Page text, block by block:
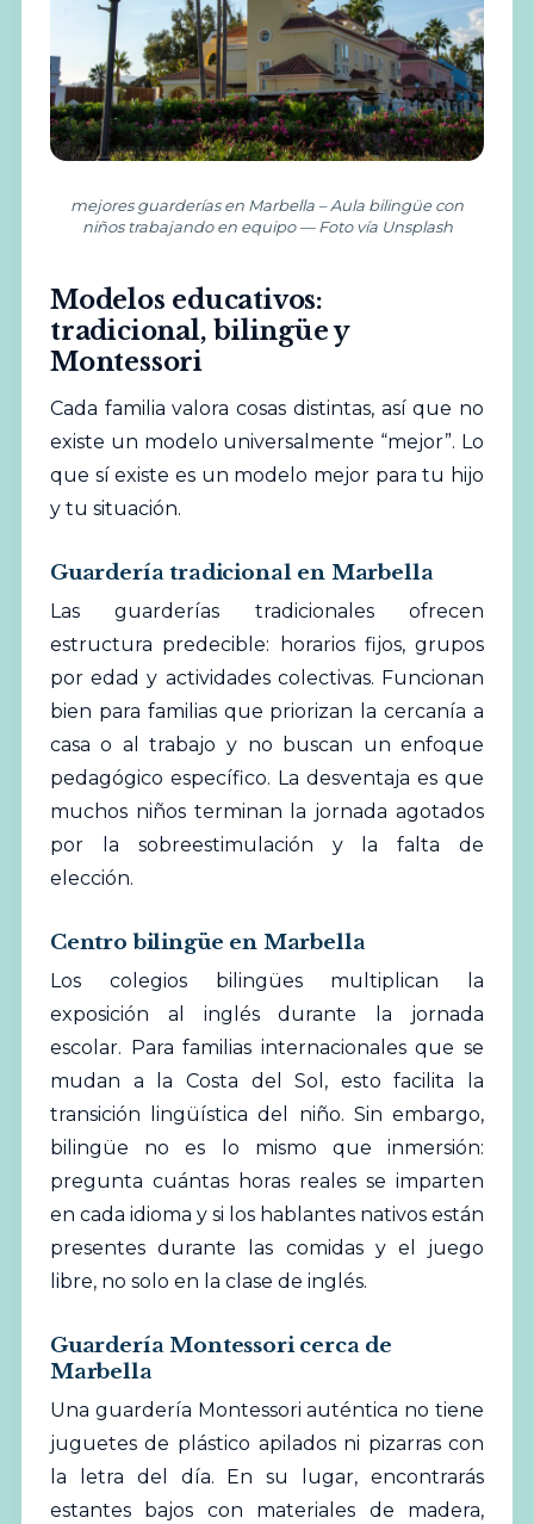
mejores guarderías en Marbella – Aula bilingüe con
niños trabajando en equipo — Foto vía Unsplash
Modelos educativos:
tradicional, bilingüe y
Montessori
Cada familia valora cosas distintas, así que no
existe un modelo universalmente “mejor”. Lo
que sí existe es un modelo mejor para tu hijo
y tu situación.
Guardería tradicional en Marbella
Lasguarderías tradicionales ofrecen
estructura predecible: horarios fijos, grupos
por edad y actividades colectivas. Funcionan
bien para familias que priorizan la cercanía a
casa o al trabajo y no buscan un enfoque
pedagógico específico. La desventaja es que
muchos niños terminan la jornada agotados
por la sobreestimulación y la falta de
elección.
Centro bilingüe en Marbella
Los colegios bilingües multiplican la
exposición al inglés durante la jornada
escolar. Para familias internacionales que se
mudan a la Costa del Sol, esto facilita la
transición lingüística del niño. Sin embargo,
bilingüe no es lo mismo que inmersión:
pregunta cuántas horas reales se imparten
en cada idioma y si los hablantes nativos están
presentes durante las comidas y el juego
libre, no solo en la clase de inglés.
Guardería Montessori cerca de
Marbella
Una guardería Montessori auténtica no tiene
juguetes de plástico apilados ni pizarras con
la letra del día. En su lugar, encontrarás
estantes bajos con materiales de madera,